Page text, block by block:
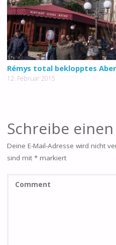
Rémys total beklopptes
12. Februar 2015
Schreibe
Deine E-Mail-Adresse wird nicht
sind mit *markiert